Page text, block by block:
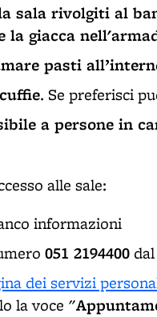
sala rivolgiti al
la giacca
pasti
. Se preferisci
a persone in
alle sale:
informazioni
051 2194400
dei servizi
la voce "